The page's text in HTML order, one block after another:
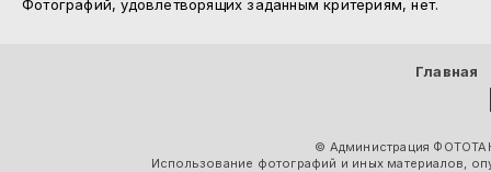
Фотографий, удовлетворящих заданным критериям, нет.
Главная
© Администрация
Использование фотографий и иных материалов,